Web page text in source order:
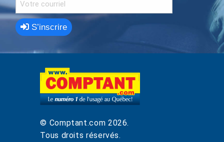
S’inscrire
© Comptant.com 2026.
Tous droits réservés.